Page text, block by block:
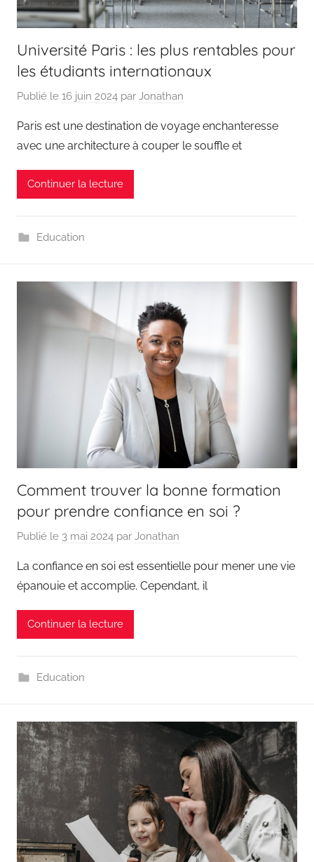
Université Paris : les plus rentables pour
les étudiants internationaux
Publié le 16 juin 2024 par Jonathan
Paris est une destination de voyage enchanteresse
avec une architecture à couper le souffle et
Continuer la lecture
Education
Comment trouver la bonne formation
pour prendre confiance en soi ?
Publié le 3 mai 2024 par Jonathan
La confiance en soi est essentielle pour mener une vie
épanouie et accomplie. Cependant, il
Continuer la lecture
Education